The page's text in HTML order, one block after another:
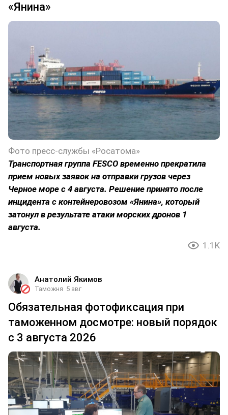
«Янина»
Фото пресс-службы «Росатома»
Транспортная группа FESCO временно прекратила
прием новых заявок на отправки грузов через
Черное море с 4 августа. Решение принято после
инцидента с контейнеровозом «Янина», который
затонул в результате атаки морских дронов 1
августа.
1.1K
Анатолий Якимов
Таможня 5 авг
Обязательная фотофиксация при
таможенном досмотре: новый порядок
с 3 августа 2026